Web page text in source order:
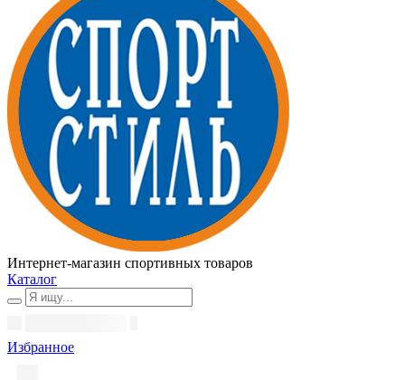
Интернет-магазин спортивных товаров
Каталог
Избранное